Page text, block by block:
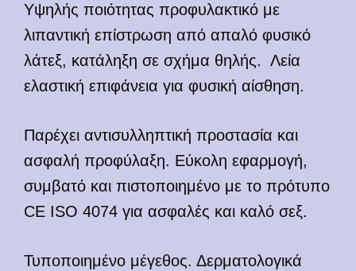
Υψηλής ποιότητας προφυλακτικό με
λιπαντική επίστρωση από απαλό φυσικό
λάτεξ, κατάληξη σε σχήμα θηλής. Λεία
ελαστική επιφάνεια για φυσική αίσθηση.
Παρέχει αντισυλληπτική προστασία και
ασφαλή προφύλαξη. Εύκολη εφαρμογή,
συμβατό και πιστοποιημένο με το πρότυπο
CE ISO 4074 για ασφαλές και καλό σεξ.
Τυποποιημένο μέγεθος. Δερματολογικά